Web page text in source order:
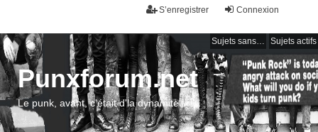
Connexion
S’enregistrer
Sujets sans réponse Sujets actifs
Punxforum.net
Le punk, avant, c'était d'la dynamite !